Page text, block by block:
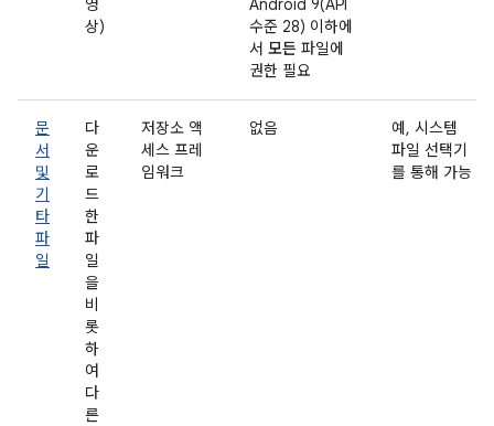
영
상)
Android 9(API
수준 28) 이하에
서 모든 파일에
권한 필요
문
서
및
기
타
파
일
다
운
로
드
한
파
일
을
비
롯
하
여
다
른
저장소 액
세스 프레
임워크
없음
예, 시스템
파일 선택기
를 통해 가능